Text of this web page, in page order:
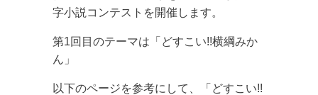
字小説コンテストを開催します。
第1回目のテーマは「どすこい!!横綱みか
ん」
以下のページを参考にして、「どすこい!!